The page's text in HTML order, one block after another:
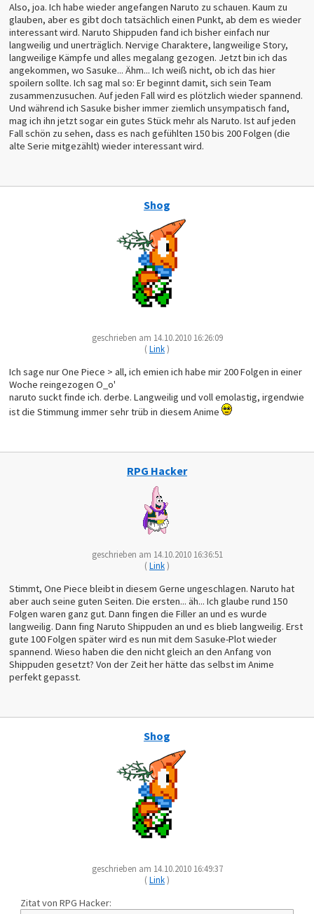
Also, joa. Ich habe wieder angefangen Naruto zu schauen. Kaum zu
glauben, aber es gibt doch tatsächlich einen Punkt, ab dem es wieder
interessant wird. Naruto Shippuden fand ich bisher einfach nur
langweilig und unerträglich. Nervige Charaktere, langweilige Story,
langweilige Kämpfe und alles megalang gezogen. Jetzt bin ich das
angekommen, wo Sasuke... Ähm... Ich weiß nicht, ob ich das hier
spoilern sollte. Ich sag mal so: Er beginnt damit, sich sein Team
zusammenzusuchen. Auf jeden Fall wird es plötzlich wieder spannend.
Und während ich Sasuke bisher immer ziemlich unsympatisch fand,
mag ich ihn jetzt sogar ein gutes Stück mehr als Naruto. Ist auf jeden
Fall schön zu sehen, dass es nach gefühlten 150 bis 200 Folgen (die
alte Serie mitgezählt) wieder interessant wird.
Shog
geschrieben am 14.10.2010 16:26:09
(Link)
Ich sage nur One Piece > all, ich emien ich habe mir 200 Folgen in einer
Woche reingezogen O_o'
naruto suckt finde ich. derbe. Langweilig und voll emolastig, irgendwie
ist die Stimmung immer sehr trüb in diesem Anime
RPG Hacker
geschrieben am 14.10.2010 16:36:51
(Link)
Stimmt, One Piece bleibt in diesem Gerne ungeschlagen. Naruto hat
aber auch seine guten Seiten. Die ersten... äh... Ich glaube rund 150
Folgen waren ganz gut. Dann fingen die Filler an und es wurde
langweilig. Dann fing Naruto Shippuden an und es blieb langweilig. Erst
gute 100 Folgen später wird es nun mit dem Sasuke-Plot wieder
spannend. Wieso haben die den nicht gleich an den Anfang von
Shippuden gesetzt? Von der Zeit her hätte das selbst im Anime
perfekt gepasst.
Shog
geschrieben am 14.10.2010 16:49:37
(Link)
Zitat von RPG Hacker: